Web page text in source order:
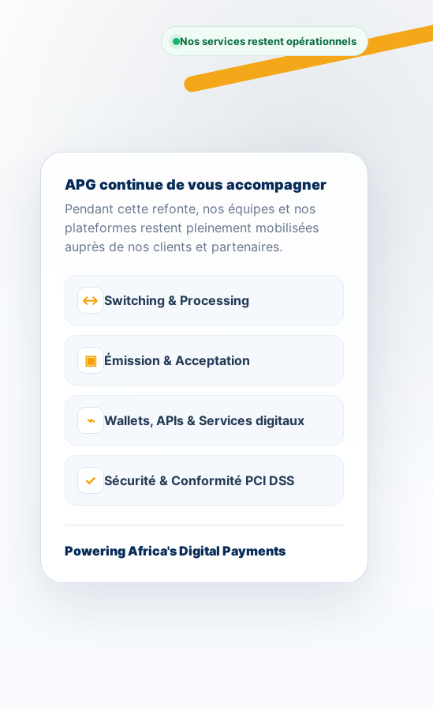
Nos services restent opérationnels
APG continue de vous accompagner
Pendant cette refonte, nos équipes et nos
plateformes restent pleinement mobilisées
auprès de nos clients et partenaires.
↔ Switching & Processing
▣ Émission & Acceptation
⌁ Wallets, APIs & Services digitaux
✓ Sécurité & Conformité PCI DSS
Powering Africa's Digital Payments